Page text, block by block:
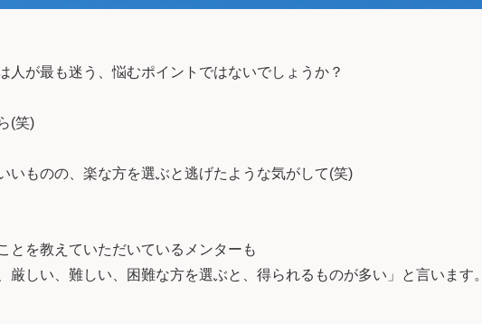
人が最も迷う、悩むポイントではないでしょうか？
(笑)
いものの、楽な方を選ぶと逃げたような気がして(笑)
とを教えていただいているメンターも
厳しい、難しい、困難な方を選ぶと、得られるものが多い」と言います。